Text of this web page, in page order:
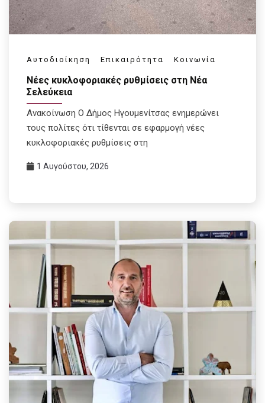
Αυτοδιοίκηση Επικαιρότητα Κοινωνία
Νέες κυκλοφοριακές ρυθμίσεις στη Νέα
Σελεύκεια
Ανακοίνωση Ο Δήμος Ηγουμενίτσας ενημερώνει
τους πολίτες ότι τίθενται σε εφαρμογή νέες
κυκλοφοριακές ρυθμίσεις στη
1 Αυγούστου, 2026